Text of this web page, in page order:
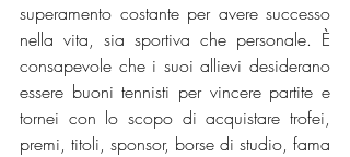
superamento costante per avere successo
nella vita, sia sportiva che personale. È
consapevole che i suoi allievi desiderano
essere buoni tennisti per vincere partite e
tornei con lo scopo di acquistare trofei,
premi, titoli, sponsor, borse di studio, fama